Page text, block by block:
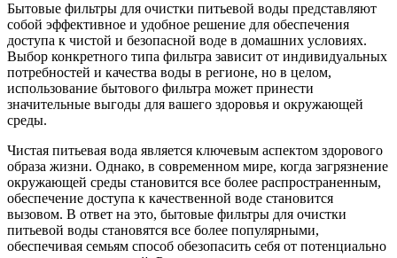
Бытовые фильтры для очистки питьевой воды представляют
собой эффективное и удобное решение для обеспечения
доступа к чистой и безопасной воде в домашних условиях.
Выбор конкретного типа фильтра зависит от индивидуальных
потребностей и качества воды в регионе, но в целом,
использование бытового фильтра может принести
значительные выгоды для вашего здоровья и окружающей
среды.
Чистая питьевая вода является ключевым аспектом здорового
образа жизни. Однако, в современном мире, когда загрязнение
окружающей среды становится все более распространенным,
обеспечение доступа к качественной воде становится
вызовом. В ответ на это, бытовые фильтры для очистки
питьевой воды становятся все более популярными,
обеспечивая семьям способ обезопасить себя от потенциально